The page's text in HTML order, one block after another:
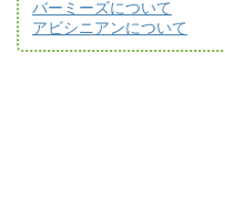
バーミーズについて
アビシニアンについて